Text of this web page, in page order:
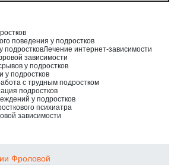
поведения у подростков
подростковЛечение интернет-зависимости
зависимости
у подростков
у подростков
с трудным подростком
подростков
у подростков
психиатра
зависимости
Фроловой